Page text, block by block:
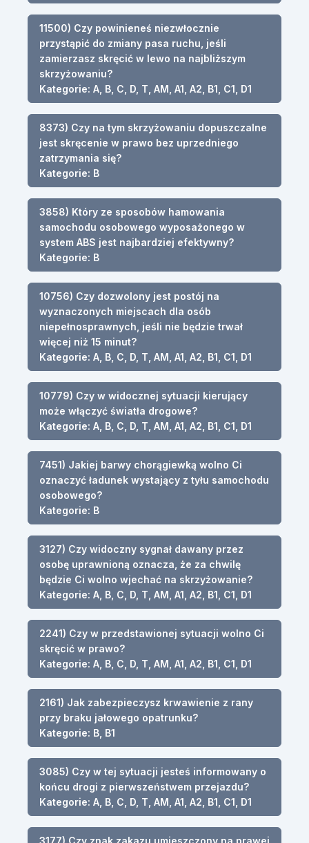
11500) Czy powinieneś niezwłocznie
przystąpić do zmiany pasa ruchu, jeśli
zamierzasz skręcić w lewo na najbliższym
skrzyżowaniu?
Kategorie: A, B, C, D, T, AM, A1, A2, B1, C1, D1
8373) Czy na tym skrzyżowaniu dopuszczalne
jest skręcenie w prawo bez uprzedniego
zatrzymania się?
Kategorie: B
3858) Który ze sposobów hamowania
samochodu osobowego wyposażonego w
system ABS jest najbardziej efektywny?
Kategorie: B
10756) Czy dozwolony jest postój na
wyznaczonych miejscach dla osób
niepełnosprawnych, jeśli nie będzie trwał
więcej niż 15 minut?
Kategorie: A, B, C, D, T, AM, A1, A2, B1, C1, D1
10779) Czy w widocznej sytuacji kierujący
może włączyć światła drogowe?
Kategorie: A, B, C, D, T, AM, A1, A2, B1, C1, D1
7451) Jakiej barwy chorągiewką wolno Ci
oznaczyć ładunek wystający z tyłu samochodu
osobowego?
Kategorie: B
3127) Czy widoczny sygnał dawany przez
osobę uprawnioną oznacza, że za chwilę
będzie Ci wolno wjechać na skrzyżowanie?
Kategorie: A, B, C, D, T, AM, A1, A2, B1, C1, D1
2241) Czy w przedstawionej sytuacji wolno Ci
skręcić w prawo?
Kategorie: A, B, C, D, T, AM, A1, A2, B1, C1, D1
2161) Jak zabezpieczysz krwawienie z rany
przy braku jałowego opatrunku?
Kategorie: B, B1
3085) Czy w tej sytuacji jesteś informowany o
końcu drogi z pierwszeństwem przejazdu?
Kategorie: A, B, C, D, T, AM, A1, A2, B1, C1, D1